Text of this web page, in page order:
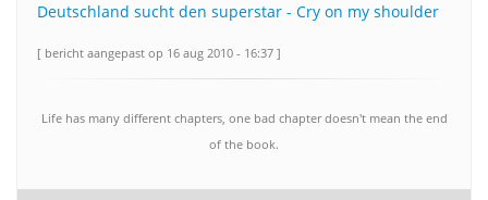
Deutschland sucht den superstar - Cry on my shoulder
[ bericht aangepast op 16 aug 2010 - 16:37 ]
Life has many different chapters, one bad chapter doesn't mean the end
of the book.